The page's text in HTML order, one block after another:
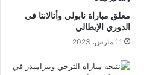
معلق مباراة نابولي وأتالانتا في
الدوري الإيطالي
11 مارس، 2023